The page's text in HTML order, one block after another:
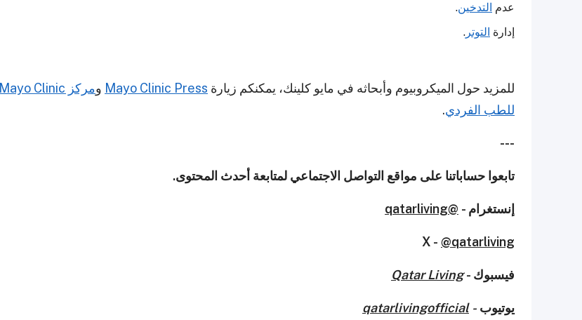
عدم التدخين.
إدارة التوتر .
للمزيد حول الميكروبيوم وأبحاثه في مايو كلينك، يمكنكم زيارة Mayo Clinic Press و
مركز Mayo Clinic
للطب الفردي.
---
تابعوا حساباتنا على مواقع التواصل الاجتماعي لمتابعة أحدث المحتوى.
إنستغرام - @qatarliving
X - @qatarliving
فيسبوك -Qatar Living
يوتيوب -
qatarlivingofficial